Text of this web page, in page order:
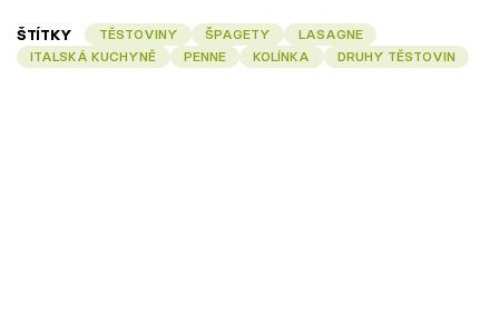
ŠTÍTKY TĚSTOVINY ŠPAGETY
LASAGNE
ITALSKÁ KUCHYNĚ
PENNE KOLÍNKA DRUHY TĚSTOVIN